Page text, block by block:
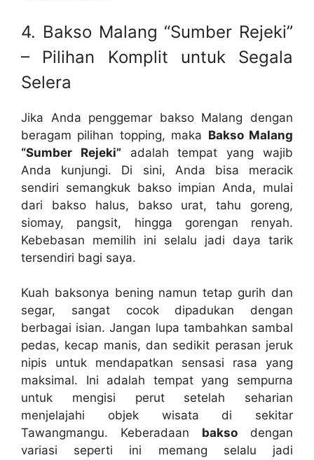
4. Bakso Malang “Sumber Rejeki”
– Pilihan Komplit untuk Segala
Selera
Jika Anda penggemar bakso Malang dengan
beragam pilihan topping, maka Bakso Malang
“Sumber Rejeki”adalah tempat yang wajib
Anda kunjungi. Di sini, Anda bisa meracik
sendiri semangkuk bakso impian Anda, mulai
dari bakso halus, bakso urat, tahu goreng,
siomay, pangsit, hingga gorengan renyah.
Kebebasan memilih ini selalu jadi daya tarik
tersendiri bagi saya.
Kuah baksonya bening namun tetap gurih dan
segar, sangat cocok dipadukan dengan
berbagai isian. Jangan lupa tambahkan sambal
pedas, kecap manis, dan sedikit perasan jeruk
nipis untuk mendapatkan sensasi rasa yang
maksimal. Ini adalah tempat yang sempurna
untuk mengisi perut setelah seharian
menjelajahi objek wisata di sekitar
Tawangmangu. Keberadaan bakso dengan
variasi seperti ini memang selalu jadi